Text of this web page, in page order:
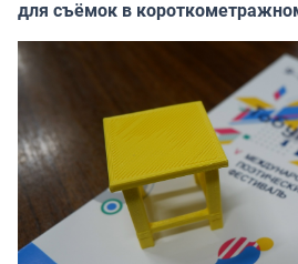
для съёмок в